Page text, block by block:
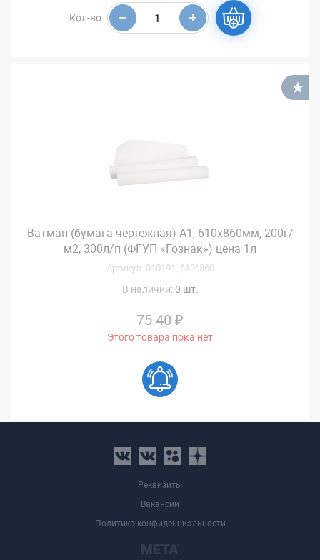
Кол-во:
Ватман (бумага чертежная) А1, 610х860мм, 200г/
м2, 300л/п (ФГУП «Гознак») цена 1л
Артикул: 010191, 610*860
В наличии: 0 шт.
75.40 ₽
Этого товара пока нет
Реквизиты
Вакансии
Политика конфиденциальности